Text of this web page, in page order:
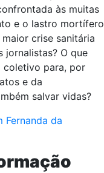
às muitas
e o lastro mortífero
crise sanitária
jornalistas? O que
coletivo para, por
e da
salvar vidas?
Fernanda da